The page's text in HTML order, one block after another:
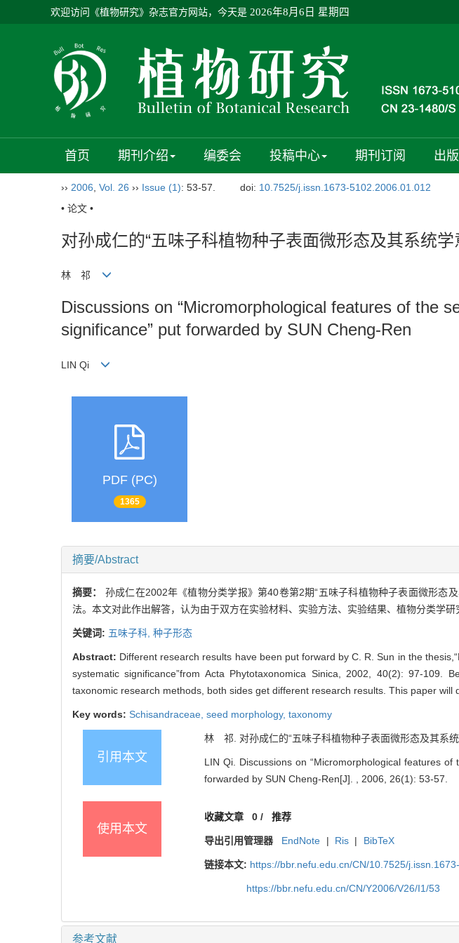
欢迎访问《植物研究》杂志官方网站，今天是 2026年8月6日 星期四
首页 期刊介绍 编委会 投稿中心 期刊订阅 出
›› 2006 Vol. 26 ›› Issue (1): 53-57. doi: 10.7525/j.issn.1673-5102.2006.01.012
• 论文 •
对孙成仁的“五味子科植物种子表面微形态及其系统学
林 祁
Discussions on “Micromorphological features of the
significance” put forwarded by SUN Cheng-Ren
LIN Qi
PDF (PC)
1365
摘要/Abstract
摘要： 孙成仁在2002年《植物分类学报》第40卷第2期“五味子科植物种子表面微形态
法。本文对此作出解答，认为由于双方在实验材料、实验方法、实验结果、植物分类学
关键词: 五味子科, 种子形态
Abstract: Different research results have been put forward by C. R. Sun in the
systematic significance”from Acta Phytotaxonomica Sinica, 2002, 40(2): 97-109.
taxonomic research methods, both sides get different research results. This paper will
Key words: Schisandraceae, seed morphology, taxonomy
引用本文
林 祁. 对孙成仁的“五味子科植物种子表面微形态及其系
LIN Qi. Discussions on “Micromorphological features
forwarded by SUN Cheng-Ren[J]. , 2006, 26(1): 53-57.
使用本文
收藏文章 0 /推荐
导出引用管理器 EndNote | Ris | BibTeX
链接本文: https://bbr.nefu.edu.cn/CN/10.7525/
https://bbr.nefu.edu.cn/CN/Y2006/V26/I1/53
参考文献